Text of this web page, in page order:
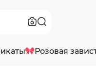
Розовая